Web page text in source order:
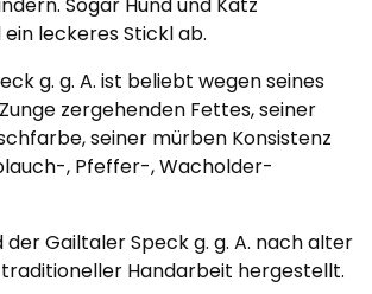
leckeres Stickl ab.
g. g. A. ist beliebt wegen seines
zergehenden Fettes, seiner
seiner mürben Konsistenz
, Pfeffer-, Wacholder-
der Gailtaler Speck g. g. A. nach alter
traditioneller Handarbeit hergestellt.